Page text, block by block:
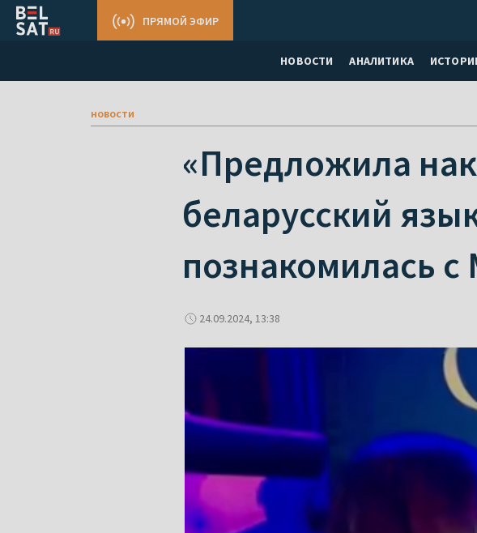
НОВОСТИ АНАЛИТИКА
ПРЯМОЙ ЭФИР
новости
«Предложила
беларусский
познакомилась с
24.09.2024, 13:38